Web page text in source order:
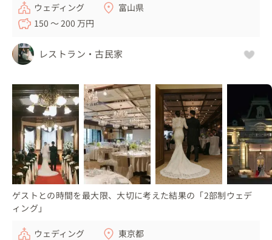
ウェディング
富山県
150 〜 200 万円
レストラン・古民家
ゲストとの時間を最大限、大切に考えた結果の「2部制ウェデ
ィング」
ウェディング
東京都